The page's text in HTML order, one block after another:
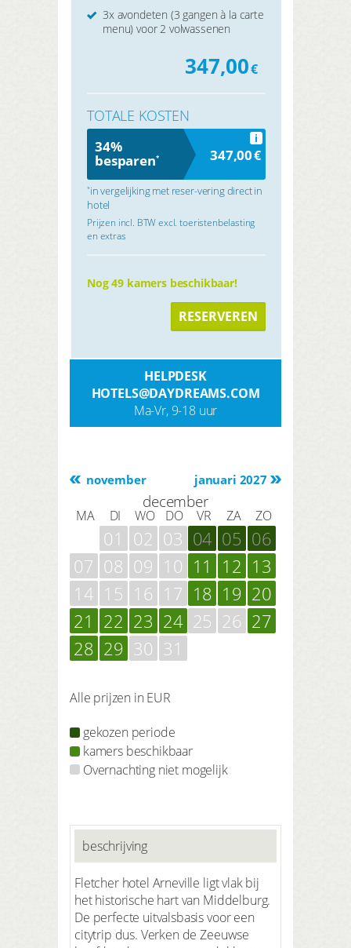
3x avondeten (3 gangen à la carte
menu) voor 2 volwassenen
347,00€
TOTALE KOSTEN
34%
besparen*
i
347,00€
*in vergelijking met reser-vering direct in
hotel
Prijzen incl. BTW excl. toeristenbelasting
en extras
Nog 49 kamers beschikbaar!
RESERVEREN
HELPDESK
HOTELS@DAYDREAMS.COM
Ma-Vr, 9-18 uur
januari 2027
november
december
MA DI WO DO VR ZA ZO
01 02 03 04 05 06
07 08 09 10 11 12 13
14 15 16 17 18 19 20
21 22 23 24 25 26 27
28 29 30 31
Alle prijzen in EUR
gekozen periode
kamers beschikbaar
Overnachting niet mogelijk
beschrijving
Fletcher hotel Arneville ligt vlak bij
het historische hart van Middelburg.
De perfecte uitvalsbasis voor een
citytrip dus. Verken de Zeeuwse